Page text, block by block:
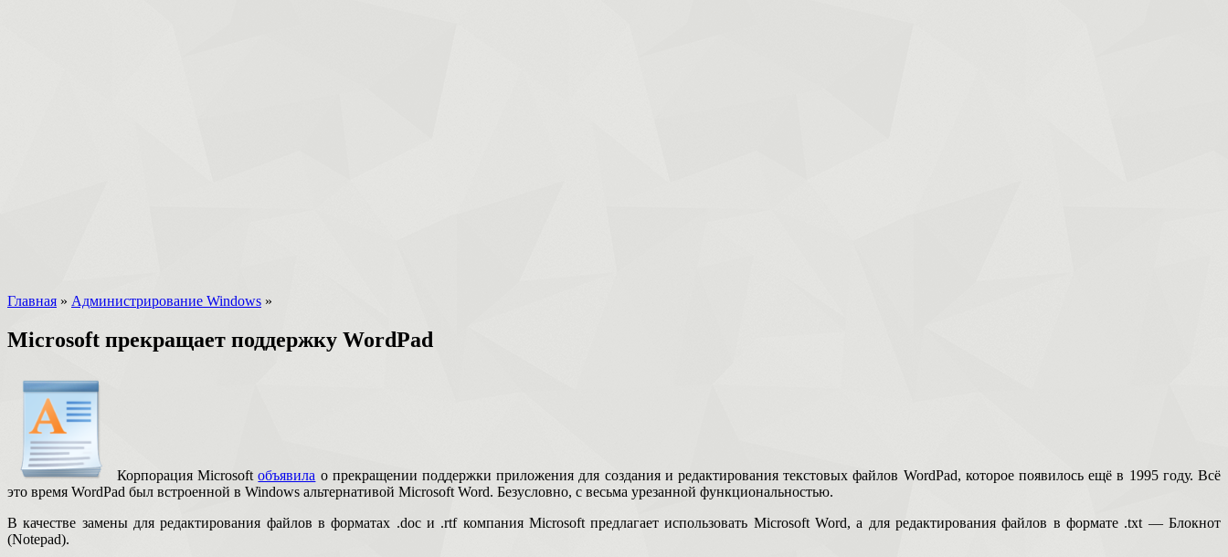
Главная » Администрирование Windows »
Microsoft прекращает поддержку WordPad
Корпорация Microsoftобъявила о прекращении поддержки приложения для создания и редактирования текстовых файлов WordPad, которое появилось ещё в 1995 году. Всё
это время WordPad был встроенной в Windows альтернативой Microsoft Word. Безусловно, с весьма урезанной функциональностью.
В качестве замены для редактирования файлов в форматах .doc и .rtf компания Microsoft предлагает использовать Microsoft Word, а для редактирования файлов в формате .txt — Блокнот
(Notepad).